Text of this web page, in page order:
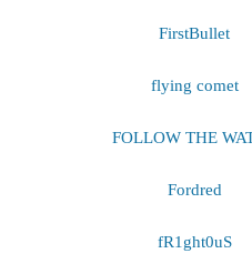
FirstBullet
flying comet
FOLLOW THE
Fordred
fR1ght0uS